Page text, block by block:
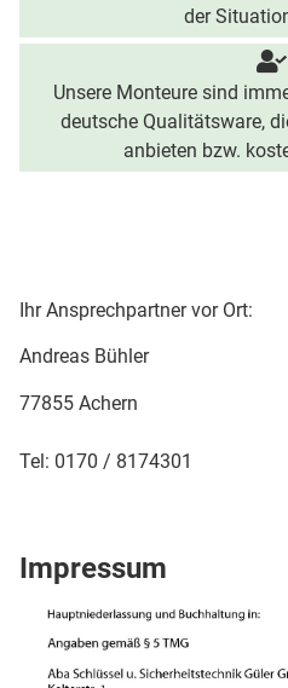
der
Unsere Monteure sind
deutsche Qualitätsware,
anbieten bzw.
Ihr Ansprechpartner vor Ort:
Andreas Bühler
77855 Achern
Tel: 0170 / 8174301
Impressum